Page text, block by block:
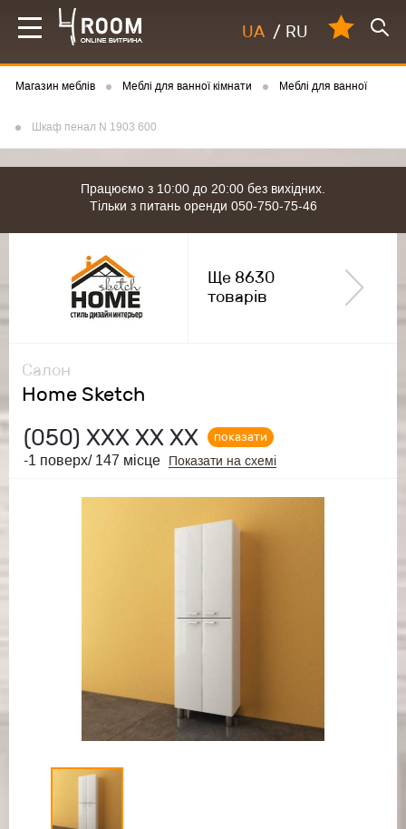
UA / RU
Магазин меблів Меблі для ванної кімнати Меблі для ванної
Шкаф пенал N 1903 600
Працюємо з 10:00 до 20:00 без вихідних.
Тільки з питань оренди 050-750-75-46
Салон
Home Sketch
(050) ХХХ ХХ ХХ
показати
-1 поверх/ 147 місце
Показати на схемі
Ще 8630
товарів